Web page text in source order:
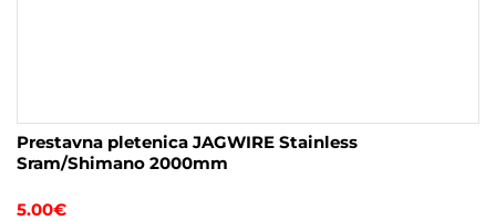
Prestavna pletenica JAGWIRE Stainless
Sram/Shimano 2000mm
5.00€